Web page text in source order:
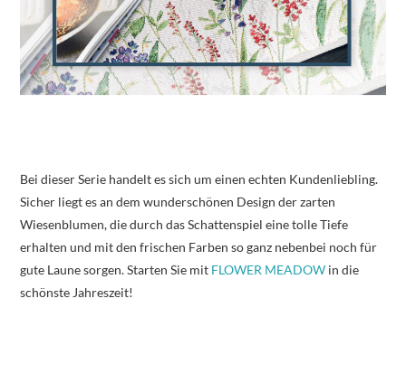
Bei dieser Serie handelt es sich um einen echten Kundenliebling.
Sicher liegt es an dem wunderschönen Design der zarten
Wiesenblumen, die durch das Schattenspiel eine tolle Tiefe
erhalten und mit den frischen Farben so ganz nebenbei noch für
gute Laune sorgen. Starten Sie mit FLOWER MEADOW in die
schönste Jahreszeit!